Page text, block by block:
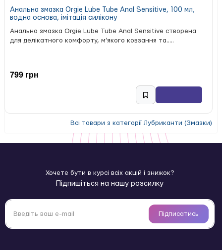
Анальна змазка Orgie Lube Tube Anal Sensitive, 100 мл,
водна основа, імітація силікону
Анальна змазка Orgie Lube Tube Anal Sensitive створена
для делікатного комфорту, м’якого ковзання та.....
799 грн
Всі товари з категорії Лубриканти (Змазки)
Хочете бути в курсі всіх акцій і знижок?
Підпишіться на нашу розсилку
Підписатись